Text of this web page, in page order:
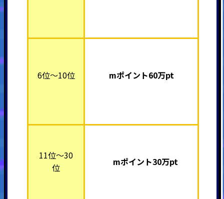
6位～10位 mポイント60万pt
11位～30
位
mポイント30万pt